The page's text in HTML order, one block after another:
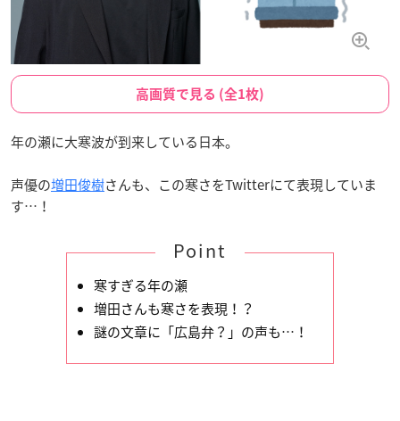
高画質で見る (全1枚)
年の瀬に大寒波が到来している日本。
声優の増田俊樹さんも、この寒さをTwitterにて表現していま
す…！
Point
寒すぎる年の瀬
増田さんも寒さを表現！？
謎の文章に「広島弁？」の声も…！